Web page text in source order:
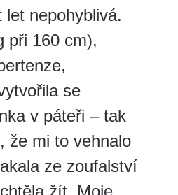
let nepohyblivá.
při 160 cm),
se
v páteři – tak
že mi to vehnalo
ze zoufalství
žít. Moje